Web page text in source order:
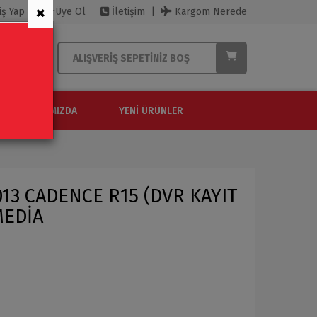
Yap Üye Ol İletişim Kargom Nerede
ALIŞVERIŞ SEPETINIZ BOŞ
HAKKIMIZDA YENI ÜRÜNLER
CADENCE R15 (DVR KAYIT
×